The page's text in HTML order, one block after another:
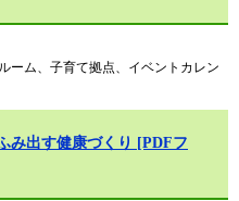
ーム、子育て拠点、イベントカレン
出す健康づくり [PDFフ